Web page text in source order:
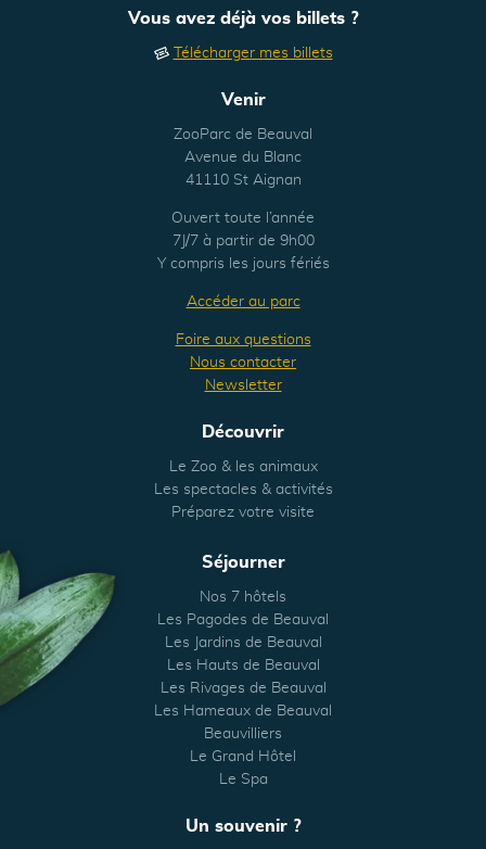
Venir
ZooParc de Beauval
Avenue du Blanc
41110 St Aignan
Ouvert toute l’année
7J/7 à partir de 9h00
Y compris les jours fériés
Accéder au parc
Foire aux questions
Nous contacter
Newsletter
Découvrir
Le Zoo & les animaux
Les spectacles & activités
Préparez votre visite
Séjourner
Nos 7 hôtels
Les Pagodes de Beauval
Les Jardins de Beauval
Les Hauts de Beauval
Les Rivages de Beauval
Les Hameaux de Beauval
Beauvilliers
Le Grand Hôtel
Le Spa
Un souvenir ?
Vous avez déjà vos billets ?
Télécharger mes billets